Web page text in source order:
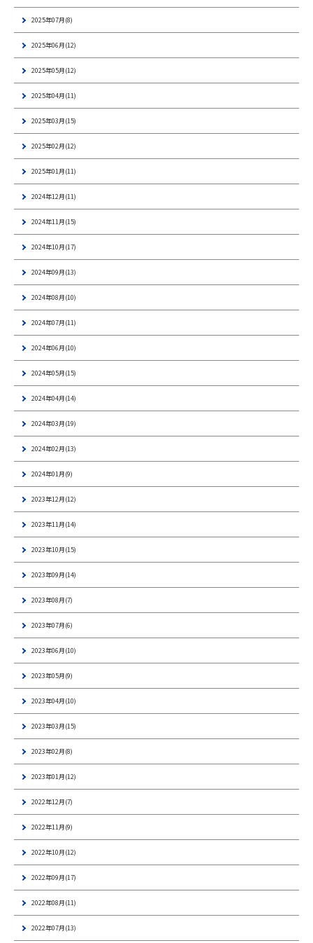
2025年07月(8)
2025年06月(12)
2025年05月(12)
2025年04月(11)
2025年03月(15)
2025年02月(12)
2025年01月(11)
2024年12月(11)
2024年11月(15)
2024年10月(17)
2024年09月(13)
2024年08月(10)
2024年07月(11)
2024年06月(10)
2024年05月(15)
2024年04月(14)
2024年03月(19)
2024年02月(13)
2024年01月(9)
2023年12月(12)
2023年11月(14)
2023年10月(15)
2023年09月(14)
2023年08月(7)
2023年07月(6)
2023年06月(10)
2023年05月(9)
2023年04月(10)
2023年03月(15)
2023年02月(8)
2023年01月(12)
2022年12月(7)
2022年11月(9)
2022年10月(12)
2022年09月(17)
2022年08月(11)
2022年07月(13)